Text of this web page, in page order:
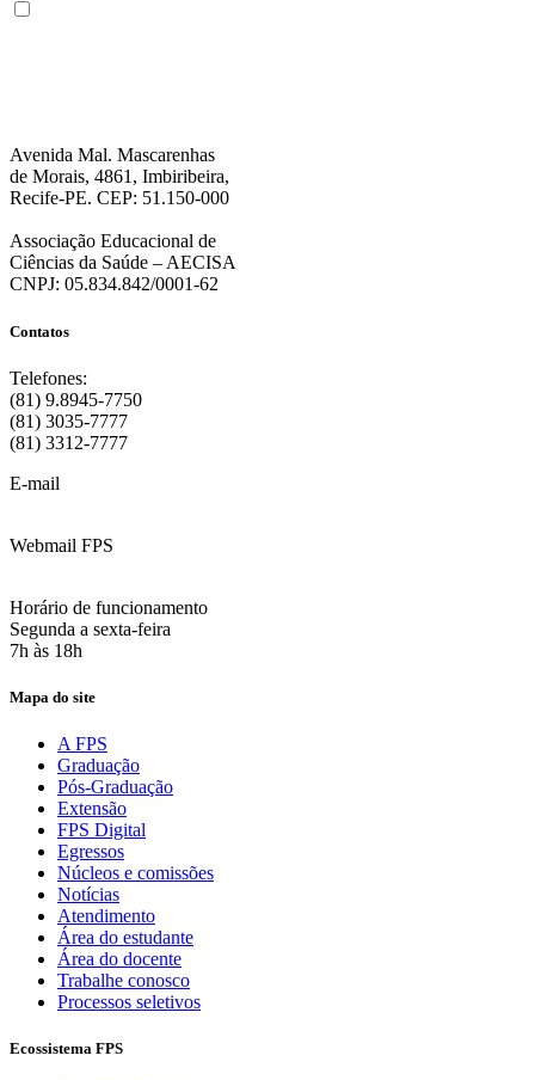
Avenida Mal. Mascarenhas
de Morais, 4861, Imbiribeira,
Recife-PE. CEP: 51.150-000
Associação Educacional de
Ciências da Saúde – AECISA
CNPJ: 05.834.842/0001-62
Contatos
Telefones:
(81) 9.8945-7750
(81) 3035-7777
(81) 3312-7777
E-mail
Webmail FPS
Horário de funcionamento
Segunda a sexta-feira
7h às 18h
Mapa do site
A FPS
Graduação
Pós-Graduação
Extensão
FPS Digital
Egressos
Núcleos e comissões
Notícias
Atendimento
Área do estudante
Área do docente
Trabalhe conosco
Processos seletivos
Ecossistema FPS